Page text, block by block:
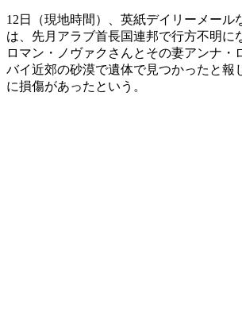
12日（現地時間）、英紙デイリーメール
は、先月アラブ首長国連邦で行方不明に
ロマン・ノヴァクさんとその妻アンナ・
バイ近郊の砂漠で遺体で見つかったと報
に損傷があったという。